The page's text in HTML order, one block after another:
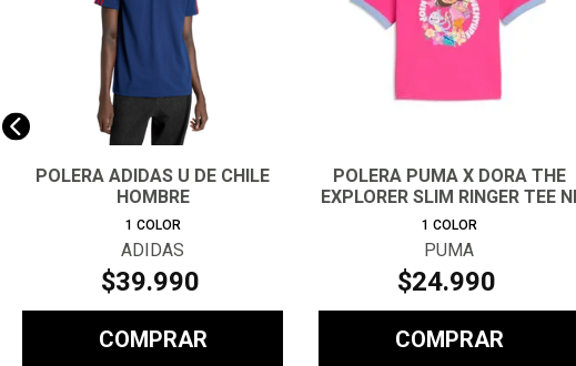
POLERA ADIDAS U DE CHILE
HOMBRE
1 COLOR
ADIDAS
$39.990
COMPRAR
POLERA PUMA X DORA THE
EXPLORER SLIM RINGER TEE NI
1 COLOR
PUMA
$24.990
COMPRAR